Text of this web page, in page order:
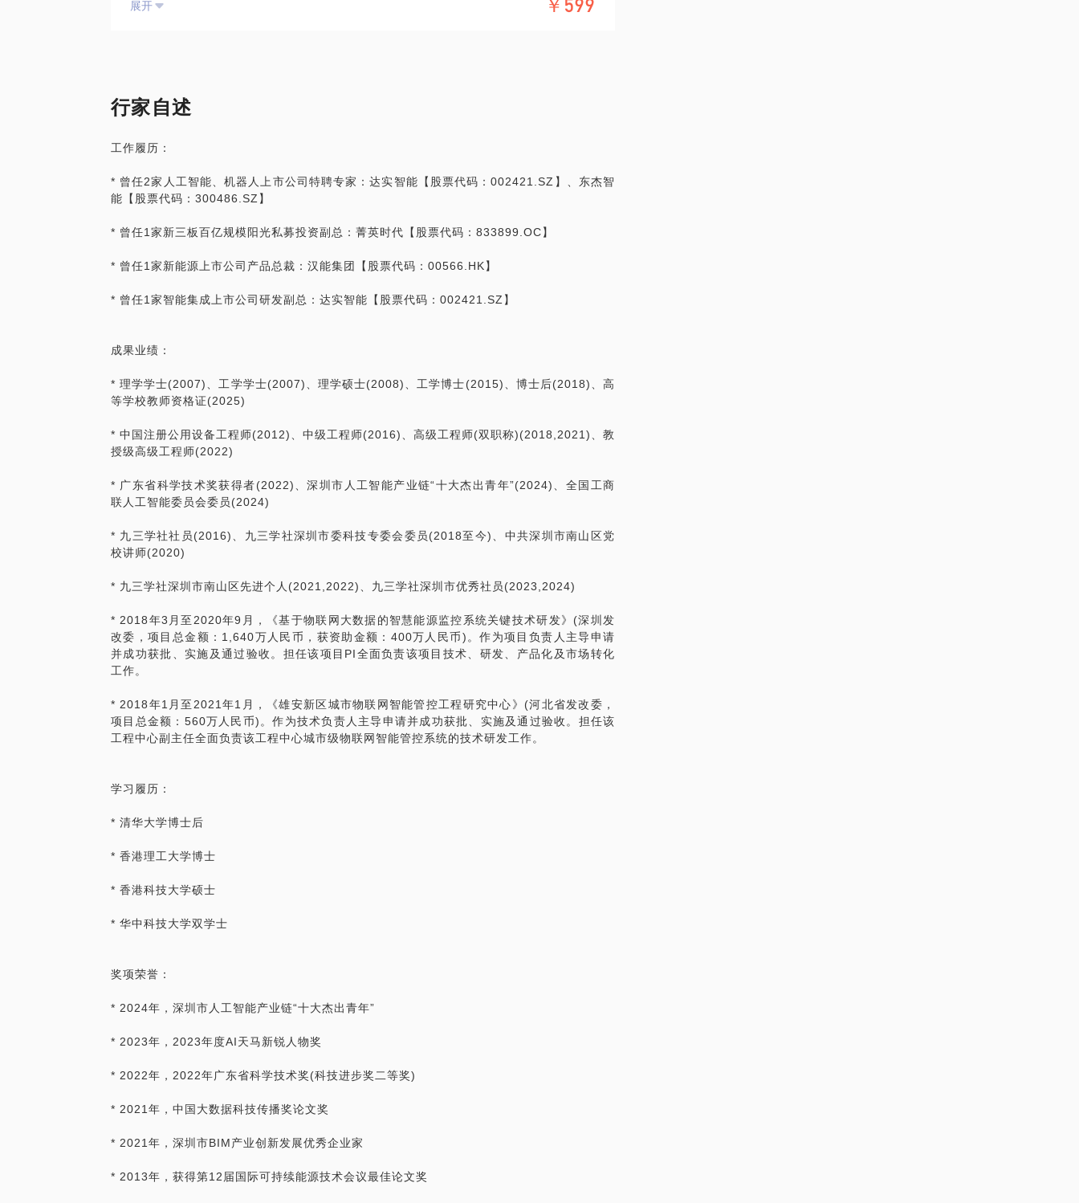
圳)、浙江大学、深圳大学校外导师；广东省科技厅、湖南省发改委、湖南省科技厅、湖
* 曾任2家人工智能、机器人上市公司(达实智能【002421.SZ】、东杰智能【300486.S
Z】)研发副总经理、特聘专家。国际能源署ECBCS Annex 58专家成员,，成功申请香港
助、技术攻关等30项课题基金(总金额：6.5亿，获资助金额：3,800万)，主导研发转化
续能源技术会议最佳论文奖；作为PI申请及获得知识产权150项(含50项授权专利)，编
撰标准60项(含8项国家标准)；任16家英文顶级学术期刊审稿人(含12家SCI)。
#你知道撰写优质简历的四大原则吗？
外企：港企(Seaview)，日企(三菱)，美企(SCI)
(新三板)
站在雇主角度，一对一个人简历分析针对求职岗位类型对简历进行优化，希望我能帮到
你！
5%的候选人是简历不太合适，但在面试时的优秀表现获得offer。
为什么有些人明明很优秀却没有被录用？
面试中最不该问的问题有哪些？
面试穿什么最合适？
面试短短几分钟，是你职业生涯甚至是你人生缩影的展示。面试指导，本话题不仅帮你
梳理你过去的履历以及未来的职业计划，也会帮你分析你和求职的职位之间的匹配度。
有职业道路过去的“坑”的分析，也有职业生涯长期的规划，也有短期针对一场面试的应
#如何锻炼培养自己的面试气场？
#面对未有事先准备问题，如何临场随机应变？
我担任过多家外企、上市公司高级管理职位，审阅筛选过无数简历同时担任主要面试
官，熟知企业和老板判断人才的标准。
展开 ￥599
行家自述
工作履历：
* 曾任2家人工智能、机器人上市公司特聘专家：达实智能【股票代码：002421.SZ】、东杰智
能【股票代码：300486.SZ】
* 曾任1家新三板百亿规模阳光私募投资副总：菁英时代【股票代码：833899.OC】
* 曾任1家新能源上市公司产品总裁：汉能集团【股票代码：00566.HK】
* 曾任1家智能集成上市公司研发副总：达实智能【股票代码：002421.SZ】
成果业绩：
* 理学学士(2007)、工学学士(2007)、理学硕士(2008)、工学博士(2015)、博士后(2018)、高
等学校教师资格证(2025)
* 中国注册公用设备工程师(2012)、中级工程师(2016)、高级工程师(双职称)(2018,2021)、教
授级高级工程师(2022)
* 广东省科学技术奖获得者(2022)、深圳市人工智能产业链“十大杰出青年”(2024)、全国工商
联人工智能委员会委员(2024)
* 九三学社社员(2016)、九三学社深圳市委科技专委会委员(2018至今)、中共深圳市南山区党
校讲师(2020)
* 九三学社深圳市南山区先进个人(2021,2022)、九三学社深圳市优秀社员(2023,2024)
* 2018年3月至2020年9月，《基于物联网大数据的智慧能源监控系统关键技术研发》(深圳发
改委，项目总金额：1,640万人民币，获资助金额：400万人民币)。作为项目负责人主导申请
并成功获批、实施及通过验收。担任该项目PI全面负责该项目技术、研发、产品化及市场转化
工作。
* 2018年1月至2021年1月，《雄安新区城市物联网智能管控工程研究中心》(河北省发改委，
项目总金额：560万人民币)。作为技术负责人主导申请并成功获批、实施及通过验收。担任该
工程中心副主任全面负责该工程中心城市级物联网智能管控系统的技术研发工作。
学习履历：
* 清华大学博士后
* 香港理工大学博士
* 香港科技大学硕士
* 华中科技大学双学士
奖项荣誉：
* 2024年，深圳市人工智能产业链“十大杰出青年”
* 2023年，2023年度AI天马新锐人物奖
* 2022年，2022年广东省科学技术奖(科技进步奖二等奖)
* 2021年，中国大数据科技传播奖论文奖
* 2021年，深圳市BIM产业创新发展优秀企业家
* 2013年，获得第12届国际可持续能源技术会议最佳论文奖